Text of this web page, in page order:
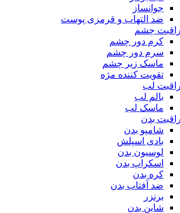
جوانساز
ضد التهاب و قرمزی پوست
چشم
کرم دور چشم
سرم دور چشم
ماسک زیر چشم
تقویت کننده مژه
لب
بالم لب
ماسک لب
بدن
شامپو بدن
بادی اسپلش
لوسیون بدن
اسکراپ بدن
کره بدن
ضد آفتاب بدن
برنزر
شاین بدن